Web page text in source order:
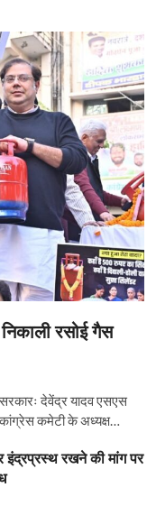
रसोई गैस
देवेंद्र यादव एसएस
कमेटी के अध्यक्ष…
इंद्रप्रस्थ रखने की मांग पर